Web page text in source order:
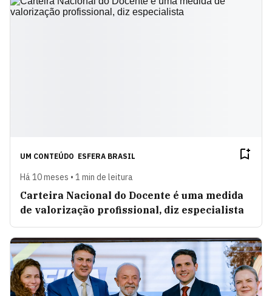
UM CONTEÚDO ESFERA BRASIL
Há 10 meses • 1 min de leitura
Carteira Nacional do Docente é uma medida
de valorização profissional, diz especialista